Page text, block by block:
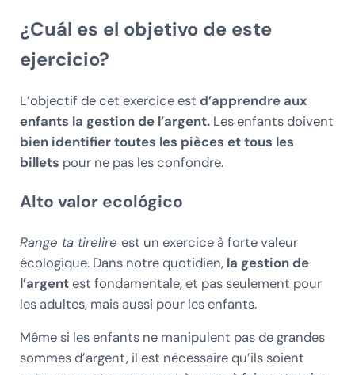
¿Cuál es el objetivo de este
ejercicio?
L’objectif de cet exercice est d’apprendre aux
enfants la gestion de l’argent. Les enfants doivent
bien identifier toutes les pièces et tous les
billets pour ne pas les confondre.
Alto valor ecológico
Range ta tirelire est un exercice à forte valeur
écologique. Dans notre quotidien, la gestion de
l’argentest fondamentale, et pas seulement pour
les adultes, mais aussi pour les enfants.
Même si les enfants ne manipulent pas de grandes
sommes d’argent, il est nécessaire qu’ils soient